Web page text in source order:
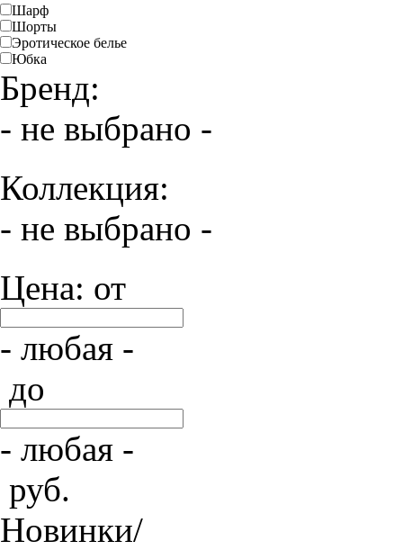
Шарф
Шорты
Эротическое белье
Юбка
Бренд:
- не выбрано -
Коллекция:
- не выбрано -
Цена: от
- любая -
до
- любая -
руб.
Новинки/